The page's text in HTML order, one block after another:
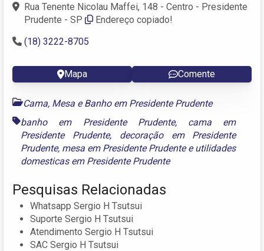
Rua Tenente Nicolau Maffei, 148 - Centro - Presidente
Prudente - SP
Endereço copiado!
(18) 3222-8705
Mapa Comente
Cama, Mesa e Banho em Presidente Prudente
banho em Presidente Prudente, cama em
Presidente Prudente, decoração em Presidente
Prudente, mesa em Presidente Prudenteeutilidades
domesticas em Presidente Prudente
Pesquisas Relacionadas
Whatsapp Sergio H Tsutsui
Suporte Sergio H Tsutsui
Atendimento Sergio H Tsutsui
SAC Sergio H Tsutsui